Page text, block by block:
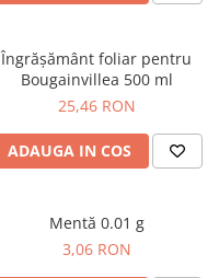
Îngrășământ foliar pentru
Bougainvillea 500 ml
25,46 RON
ADAUGA IN COS
Mentă 0.01 g
3,06 RON